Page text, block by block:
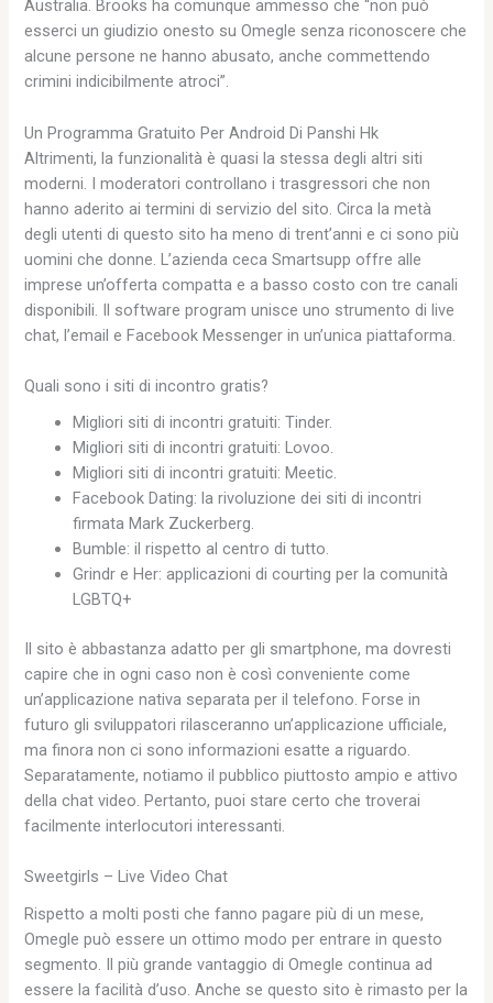
Australia. Brooks ha comunque ammesso che “non può
esserci un giudizio onesto su Omegle senza riconoscere che
alcune persone ne hanno abusato, anche commettendo
crimini indicibilmente atroci”.
Un Programma Gratuito Per Android Di Panshi Hk
Altrimenti, la funzionalità è quasi la stessa degli altri siti
moderni. I moderatori controllano i trasgressori che non
hanno aderito ai termini di servizio del sito. Circa la metà
degli utenti di questo sito ha meno di trent’anni e ci sono più
uomini che donne. L’azienda ceca Smartsupp offre alle
imprese un’offerta compatta e a basso costo con tre canali
disponibili. Il software program unisce uno strumento di live
chat, l’email e Facebook Messenger in un’unica piattaforma.
Quali sono i siti di incontro gratis?
Migliori siti di incontri gratuiti: Tinder.
Migliori siti di incontri gratuiti: Lovoo.
Migliori siti di incontri gratuiti: Meetic.
Facebook Dating: la rivoluzione dei siti di incontri
firmata Mark Zuckerberg.
Bumble: il rispetto al centro di tutto.
Grindr e Her: applicazioni di courting per la comunità
LGBTQ+
Il sito è abbastanza adatto per gli smartphone, ma dovresti
capire che in ogni caso non è così conveniente come
un’applicazione nativa separata per il telefono. Forse in
futuro gli sviluppatori rilasceranno un’applicazione ufficiale,
ma finora non ci sono informazioni esatte a riguardo.
Separatamente, notiamo il pubblico piuttosto ampio e attivo
della chat video. Pertanto, puoi stare certo che troverai
facilmente interlocutori interessanti.
Sweetgirls – Live Video Chat
Rispetto a molti posti che fanno pagare più di un mese,
Omegle può essere un ottimo modo per entrare in questo
segmento. Il più grande vantaggio di Omegle continua ad
essere la facilità d’uso. Anche se questo sito è rimasto per la